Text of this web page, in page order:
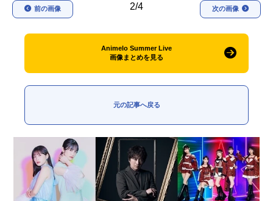
秋アニメ
FOLLOW US
2/4
前の画像 次の画像
Animelo Summer Live
画像まとめを見る
元の記事へ戻る